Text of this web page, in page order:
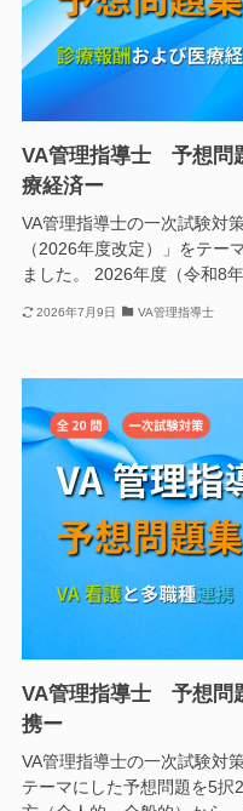
VA管理指導士 予想
療経済ー
VA管理指導士の一次試験対
（2026年度改定）」をテー
ました。 2026年度（令和8
2026年7月9日 VA管理指導士
VA管理指導士 予想
携ー
VA管理指導士の一次試験対
テーマにした予想問題を5択